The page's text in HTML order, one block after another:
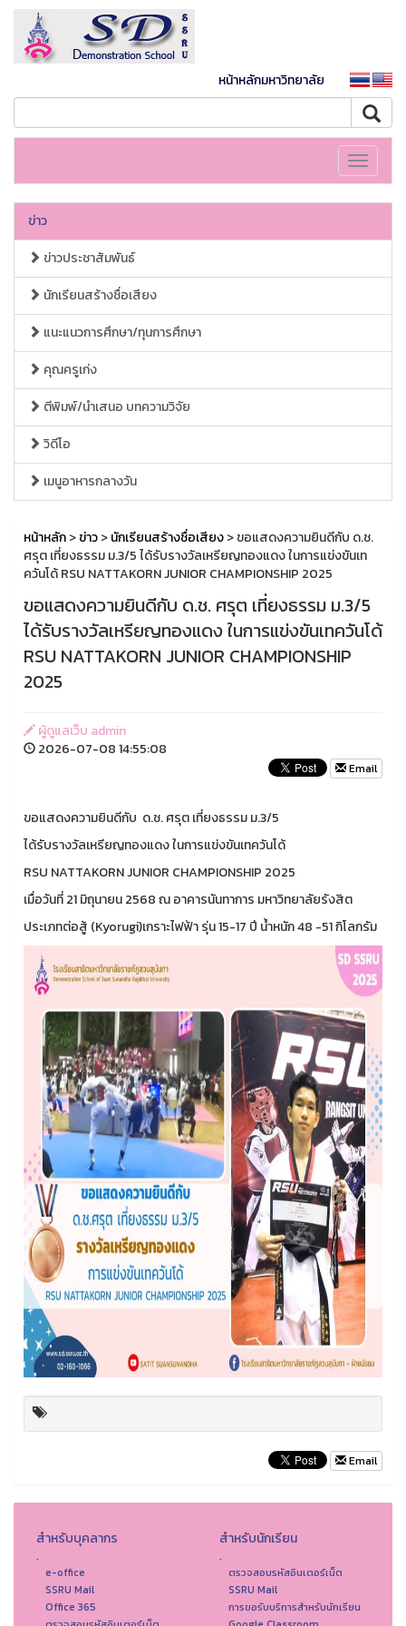
หน้าหลักมหาวิทยาลัย
Toggle
ข่าว
ข่าวประชาสัมพันธ์
นักเรียนสร้างชื่อเสียง
แนะแนวการศึกษา/ทุนการศึกษา
คุณครูเก่ง
ตีพิมพ์/นำเสนอ บทความวิจัย
วิดีโอ
เมนูอาหารกลางวัน
หน้าหลัก>ข่าว>นักเรียนสร้างชื่อเสียง> ขอแสดงความยินดีกับ ด.ช.
ศรุต เที่ยงธรรม ม.3/5 ได้รับรางวัลเหรียญทองแดง ในการแข่งขันเท
ควันโด้ RSU NATTAKORN JUNIOR CHAMPIONSHIP 2025
ขอแสดงความยินดีกับ ด.ช. ศรุต เที่ยงธรรม ม.3/5
ได้รับรางวัลเหรียญทองแดง ในการแข่งขันเทควันโด้
RSU NATTAKORN JUNIOR CHAMPIONSHIP
2025
ผู้ดูแลเว็บ admin
2026-07-08 14:55:08
Email
ขอแสดงความยินดีกับ ด.ช. ศรุต เที่ยงธรรม ม.3/5
ได้รับรางวัลเหรียญทองแดง ในการแข่งขันเทควันโด้
RSU NATTAKORN JUNIOR CHAMPIONSHIP 2025
เมื่อวันที่ 21 มิถุนายน 2568 ณ อาคารนันทาการ มหาวิทยาลัยรังสิต
ประเภทต่อสู้ (Kyorugi)เกราะไฟฟ้า รุ่น 15-17 ปี น้ำหนัก 48 -51 กิโลกรัม
Email
สำหรับบุคลากร
.
e-office
SSRU Mail
Office 365
สำหรับนักเรียน
.
ตรวจสอบรหัสอินเตอร์เน็ต
SSRU Mail
การขอรับบริการสำหรับนักเรียน